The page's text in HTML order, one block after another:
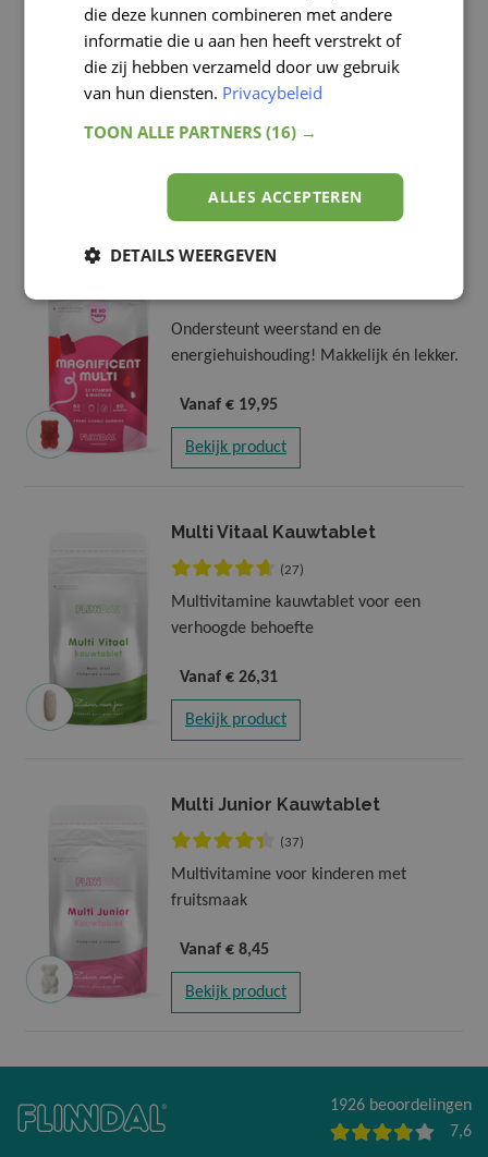
(31)
Multivitamine kauwtablet met
kersensmaak
Vanaf€ 12,45
Bekijk product
Magnificent Multi Gummies
Ondersteunt weerstand en de
energiehuishouding! Makkelijk én lekker.
Vanaf € 19,95
Bekijk product
Multi Vitaal Kauwtablet
(27)
Multivitamine kauwtablet voor een
verhoogde behoefte
Vanaf € 26,31
Bekijk product
Multi Junior Kauwtablet
(37)
Multivitamine voor kinderen met
fruitsmaak
Vanaf € 8,45
Bekijk product
1926 beoordelingen
7,6
die deze kunnen combineren met andere
informatie die u aan hen heeft verstrekt of
die zij hebben verzameld door uw gebruik
van hun diensten. Privacybeleid
TOON ALLE PARTNERS (16) →
ALLES ACCEPTEREN
DETAILS WEERGEVEN